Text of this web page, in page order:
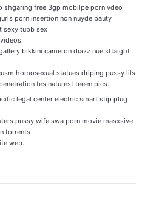
shgaring free 3gp mobilpe porn vdeo
porn insertion non nuyde bauty
sexy tubb sex
bikkini cameron diazz nue sttaight
homosexual statues driping pussy lils
tes naturest teeen pics.
legal center electric smart stip plug
wife swa porn movie masxsive
torrents
web.